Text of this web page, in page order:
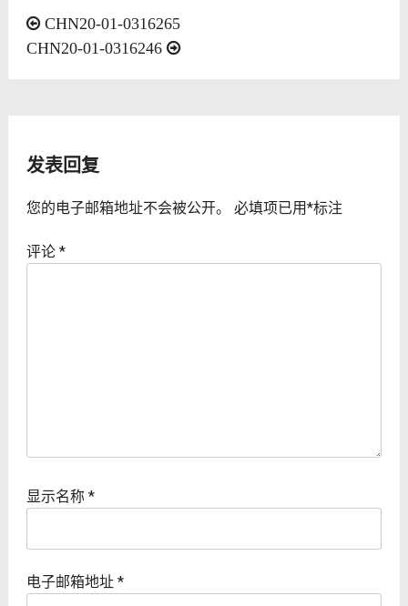
文CHN20-01-0316265
CHN20-01-0316246
发表回复
您的电子邮箱地址不会被公开。 必填项已用*标注
评论 *
显示名称 *
电子邮箱地址 *